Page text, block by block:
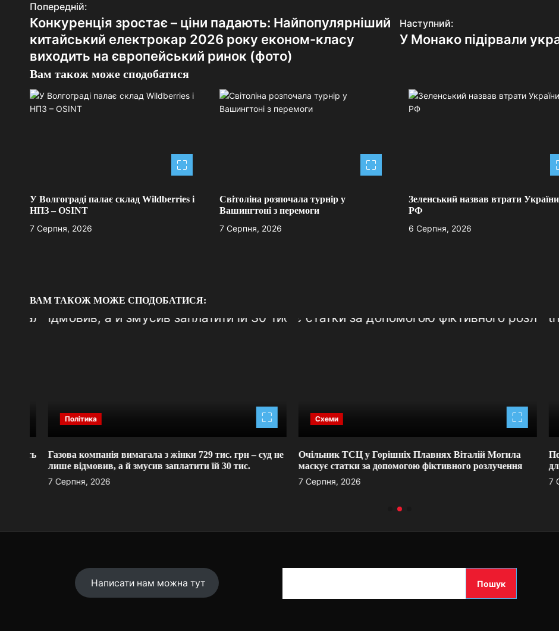
Н
а
в
і
г
з
а
с
і
Попередній:
Конкуренція зростає – ціни падають: Найпопулярніший
китайський електрокар 2026 року економ-класу
виходить на європейський ринок (фото)
Наступний:
У Монако підірвали
Вам також може сподобатися
У Волгограді палає склад Wildberries і
НПЗ – OSINT
7 Серпня, 2026
Світоліна розпочала турнір у
Вашингтоні з перемоги
7 Серпня, 2026
Зеленський назвав втрати
РФ
6 Серпня, 2026
ВАМ ТАКОЖ МОЖЕ СПОДОБАТИСЯ:
Політика
Газова компанія вимагала з жінки 729 тис. грн – суд не
лише відмовив, а й змусив заплатити їй 30 тис.
7 Серпня, 2026
Схеми
Очільник ТСЦ у Горішніх Плавнях Віталій Могила
маскує статки за допомогою фіктивного розлучення
7 Серпня, 2026
для
7
Написати нам можна тут Пошук